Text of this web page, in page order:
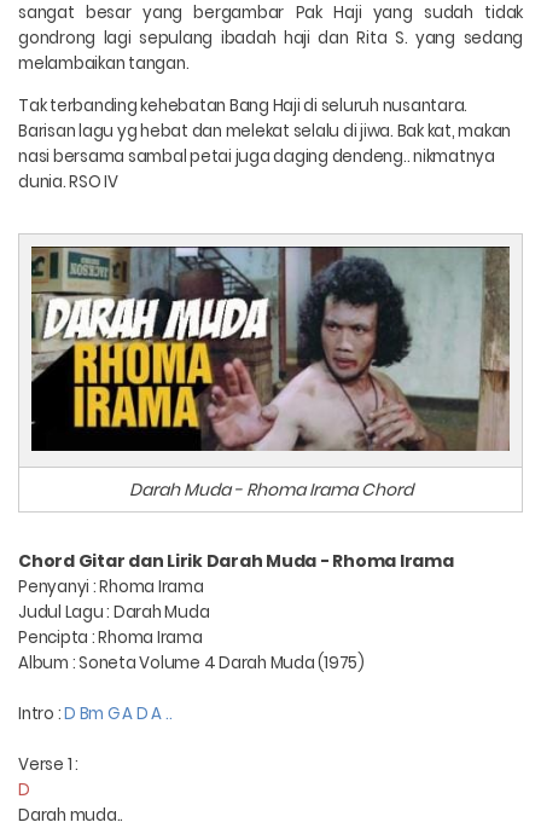
sangat besar yang bergambar Pak Haji yang sudah tidak
gondrong lagi sepulang ibadah haji dan Rita S. yang sedang
melambaikan tangan.
Tak terbanding kehebatan Bang Haji di seluruh nusantara.
Barisan lagu yg hebat dan melekat selalu di jiwa. Bak kat, makan
nasi bersama sambal petai juga daging dendeng.. nikmatnya
dunia. RSO IV
Darah Muda - Rhoma Irama Chord
Chord Gitar dan Lirik Darah Muda - Rhoma Irama
Penyanyi : Rhoma Irama
Judul Lagu : Darah Muda
Pencipta : Rhoma Irama
Album : Soneta Volume 4 Darah Muda (1975)
Intro :D Bm G A D A ..
Verse 1 :
D
Darah muda..